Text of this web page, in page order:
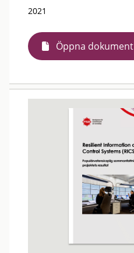
2021
Öppna dokument